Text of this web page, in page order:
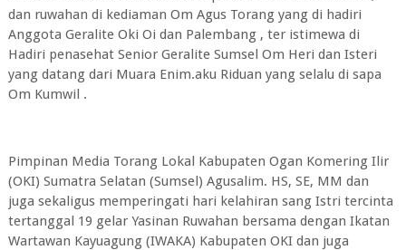
dan ruwahan di kediaman Om Agus Torang yang di hadiri
Anggota Geralite Oki Oi dan Palembang , ter istimewa di
Hadiri penasehat Senior Geralite Sumsel Om Heri dan Isteri
yang datang dari Muara Enim.aku Riduan yang selalu di sapa
Om Kumwil .
Pimpinan Media Torang Lokal Kabupaten Ogan Komering Ilir
(OKI) Sumatra Selatan (Sumsel) Agusalim. HS, SE, MM dan
juga sekaligus memperingati hari kelahiran sang Istri tercinta
tertanggal 19 gelar Yasinan Ruwahan bersama dengan Ikatan
Wartawan Kayuagung (IWAKA) Kabupaten OKI dan juga